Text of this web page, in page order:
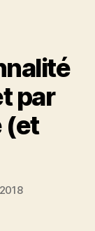
par
(et